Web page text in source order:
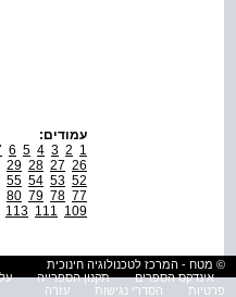
עמודים:
1
2
3
4
5
6
26
27
28
29
52
53
54
55
77
78
79
80
109
111
113
© מטח - המרכז לטכנולוגיה חינוכית
אינדקס הספרים
תקנון הספרייה
פרטיות
הסדרי נגישות עזרה